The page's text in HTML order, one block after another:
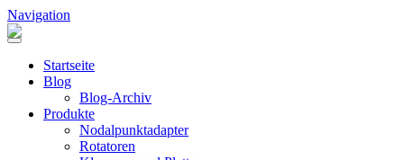
Direkt zum Inhalt
Navigation
Startseite
Blog
Blog-Archiv
Produkte
Nodalpunktadapter
Rotatoren